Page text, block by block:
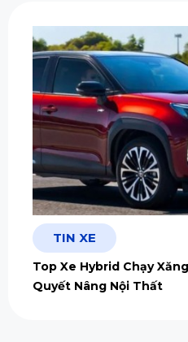
TIN XE
Top Xe Hybrid Chạy
Quyết Nâng Nội Thất